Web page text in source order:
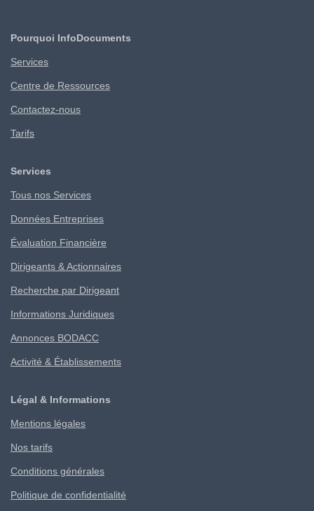
Pourquoi InfoDocuments
Services
Centre de Ressources
Contactez-nous
Tarifs
Services
Tous nos Services
Données Entreprises
Évaluation Financière
Dirigeants & Actionnaires
Recherche par Dirigeant
Informations Juridiques
Annonces BODACC
Activité & Établissements
Légal & Informations
Mentions légales
Nos tarifs
Conditions générales
Politique de confidentialité